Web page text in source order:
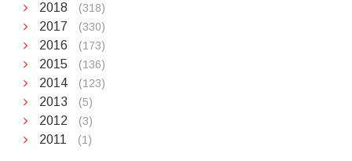
2018 (318)
2017 (330)
2016 (173)
2015 (136)
2014 (123)
2013 (5)
2012 (3)
2011 (1)